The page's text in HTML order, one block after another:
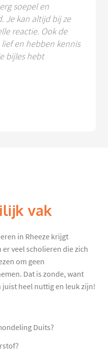
soepel en
Je kan altijd bij ze
reactie. Ook de
en hebben kennis
bijles hebt
vak
in Rheeze krijgt
veel scholieren die zich
om geen
Dat is zonde, want
heel nuttig en leuk zijn!
Duits?